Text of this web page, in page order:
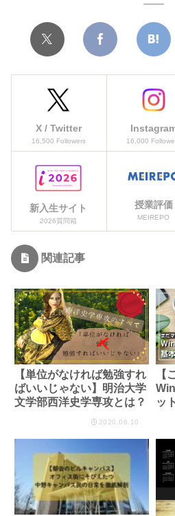
X / Twitter
16,500 Followers 16,000
新入生サイト
2026質問箱
授業評価
MEIREPO
関連記事
【単位がなければ勉強すれ
ばいいじゃない】明治大学
文学部西洋史学専攻とは？
2020.06.10
【
ッ